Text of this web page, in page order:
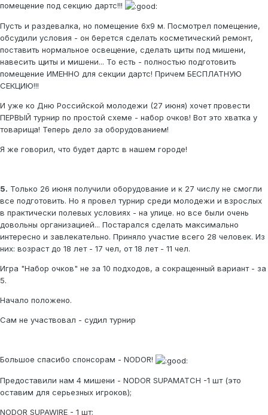
помещение под секцию дартс!!!
Пусть и раздевалка, но помещение 6х9 м. Посмотрел помещение,
обсудили условия - он берется сделать косметический ремонт,
поставить нормальное освещение, сделать щиты под мишени,
навесить щиты и мишени... То есть - полностью подготовить
помещение ИМЕННО для секции дартс! Причем БЕСПЛАТНУЮ
СЕКЦИЮ!!!
И уже ко Дню Российской молодежи (27 июня) хочет провести
ПЕРВЫЙ турнир по простой схеме - набор очков! Вот это хватка у
товарища! Теперь дело за оборудованием!
Я же говорил, что будет дартс в нашем городе!
5. Только 26 июня получили оборудование и к 27 числу не смогли
все подготовить. Но я провел турнир среди молодежи и взрослых
в практически полевых условиях - на улице. но все были очень
довольны организацией... Постарался сделать максимально
интересно и завлекательно. Приняло участие всего 28 человек. Из
них: возраст до 18 лет - 17 чел, от 18 лет - 11 чел.
Игра "Набор очков" не за 10 подходов, а сокращенный вариант - за
5.
Начало положено.
Сам не участвовал - судил турнир
Большое спасибо спонсорам - NODOR!
Предоставили нам 4 мишени - NODOR SUPAMATCH -1 шт (это
оставим для серьезных игроков);
NODOR SUPAWIRE - 1 шт;